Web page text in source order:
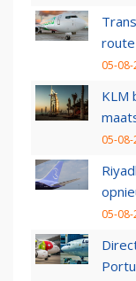
05-
KLM
05-
05-